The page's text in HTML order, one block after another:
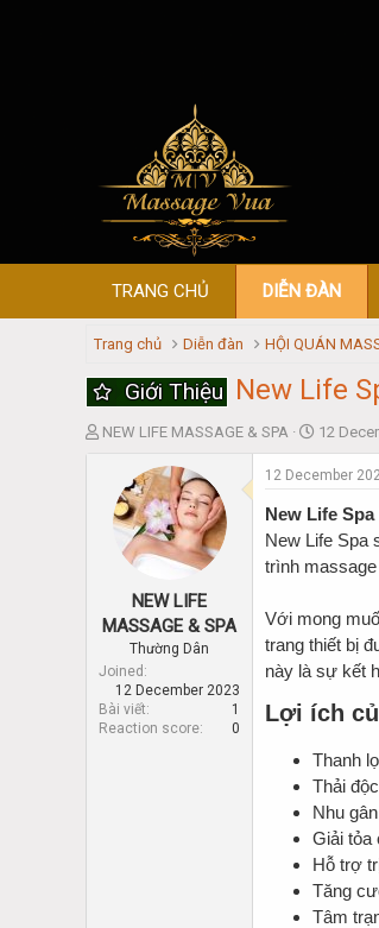
TRANG CHỦ DIỄN ĐÀN
Trang chủ Diễn đàn HỘI QUÁN
Giới Thiệu New Life
T
r
e
NEW LIFE MASSAGE & SPA
S
t
a
t
d
a
12
NEW LIFE
MASSAGE & SPA
Thường Dân
Joined
12 December 2023
Bài viết
1
Reaction score
0
12 December
New Life Spa
New Life Spa
trình
Với mong
trang thiết bị
này là sự kết
Lợi ích
Thanh
Thải
Nhu
Giải tỏa
Hỗ trợ
Tăng
Tâm